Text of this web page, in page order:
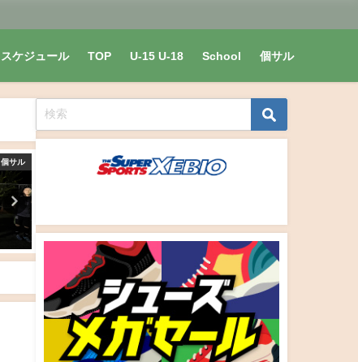
スケジュール TOP U-15 U-18 School 個サル
個サル 個サル
2021/08/03
2021年8月4日
2019年11月27日